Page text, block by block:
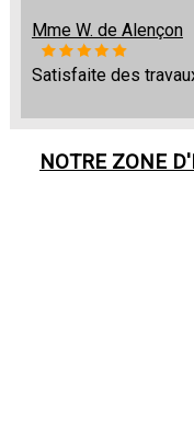
Mme W. de Alençon
Satisfaite des
NOTRE ZONE